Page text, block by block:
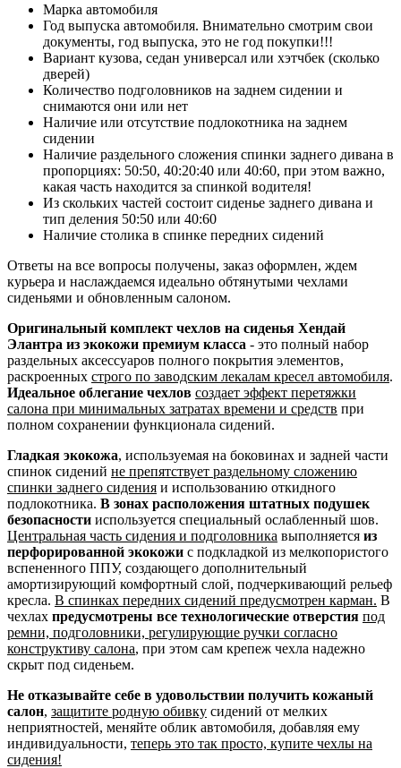
Марка автомобиля
Год выпуска автомобиля. Внимательно смотрим свои
документы, год выпуска, это не год покупки!!!
Вариант кузова, седан универсал или хэтчбек (сколько
дверей)
Количество подголовников на заднем сидении и
снимаются они или нет
Наличие или отсутствие подлокотника на заднем
сидении
Наличие раздельного сложения спинки заднего дивана в
пропорциях: 50:50, 40:20:40 или 40:60, при этом важно,
какая часть находится за спинкой водителя!
Из скольких частей состоит сиденье заднего дивана и
тип деления 50:50 или 40:60
Наличие столика в спинке передних сидений
Ответы на все вопросы получены, заказ оформлен, ждем
курьера и наслаждаемся идеально обтянутыми чехлами
сиденьями и обновленным салоном.
Оригинальный комплект чехлов на сиденья Хендай
Элантра из экокожи премиум класса - это полный набор
раздельных аксессуаров полного покрытия элементов,
раскроенных строго по заводским лекалам кресел автомобиля.
Идеальное облегание чехлов создает эффект перетяжки
салона при минимальных затратах времени и средств при
полном сохранении функционала сидений.
Гладкая экокожа, используемая на боковинах и задней части
спинок сидений не препятствует раздельному сложению
спинки заднего сидения и использованию откидного
подлокотника. В зонах расположения штатных подушек
безопасности используется специальный ослабленный шов.
Центральная часть сидения и подголовника выполняется из
перфорированной экокожи с подкладкой из мелкопористого
вспененного ППУ, создающего дополнительный
амортизирующий комфортный слой, подчеркивающий рельеф
кресла. В спинках передних сидений предусмотрен карман. В
чехлах предусмотрены все технологические отверстия под
ремни, подголовники, регулирующие ручки согласно
конструктиву салона, при этом сам крепеж чехла надежно
скрыт под сиденьем.
Не отказывайте себе в удовольствии получить кожаный
салон, защитите родную обивку сидений от мелких
неприятностей, меняйте облик автомобиля, добавляя ему
индивидуальности, теперь это так просто, купите чехлы на
сидения!